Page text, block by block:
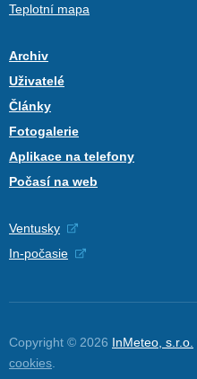
Teplotní mapa
Archiv
Uživatelé
Články
Fotogalerie
Aplikace na telefony
Počasí na web
Ventusky
In-počasie
Copyright © 2026 InMeteo, s.r.o.
cookies.